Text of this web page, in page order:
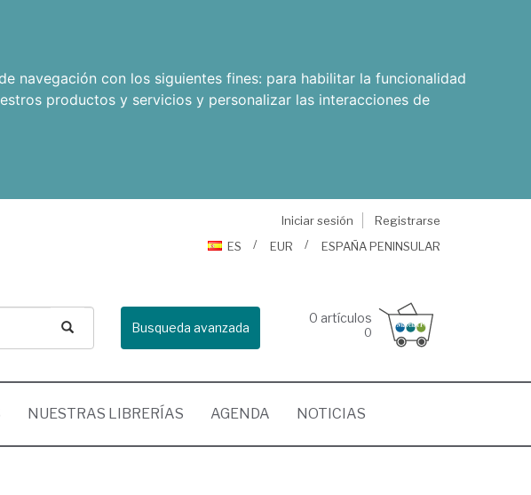
navegación con los siguientes fines: para habilitar la funcionalidad
productos y servicios y personalizar las interacciones de
Iniciar sesión
Registrarse
ES
EUR ESPAÑA PENINSULAR
Busqueda avanzada
0 artículos
0
NUESTRAS LIBRERÍAS AGENDA NOTICIAS